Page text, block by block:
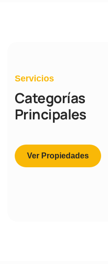
Servicios
Categorías
Principales
Ver Propiedades